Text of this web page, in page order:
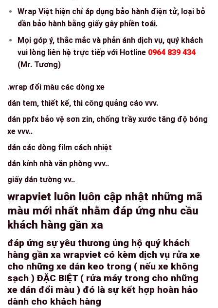
Wrap Việt hiện chỉ áp dụng bảo hành điện tử, loại bỏ
dần bảo hành bằng giấy gây phiền toái.
Mọi góp ý, thắc mắc và phản ánh dịch vụ, quý khách
vui lòng liên hệ trực tiếp với Hotline 0964 839 434
(Mr. Tương)
.wrap đổi màu các dòng xe
dán tem, thiết kế, thi công quảng cáo vvv.
dán ppfx bảo vệ sơn zin, chống trầy xước tăng độ bóng
xe vvv..
dán các dòng film cách nhiệt
dán kính nhà văn phòng vvv..
giấy dán tường vv..
wrapviet luôn luôn cập nhật những mã
màu mới nhất nhằm đáp ứng nhu cầu
khách hàng gần xa
đáp ứng sự yêu thương ủng hộ quý khách
hàng gần xa wrapviet có kèm dịch vụ rửa xe
cho những xe dán keo trong ( nếu xe không
sạch ) ĐẶC BIỆT ( rửa máy trong cho những
xe dán đổi màu ) đó là sự kết hợp hoàn hảo
dành cho khách hàng